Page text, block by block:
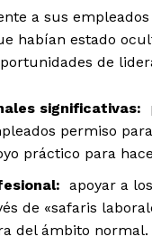
a sus
habían estado
de
significativas:
permiso
práctico para
apoyar a
de «safaris
del ámbito normal.